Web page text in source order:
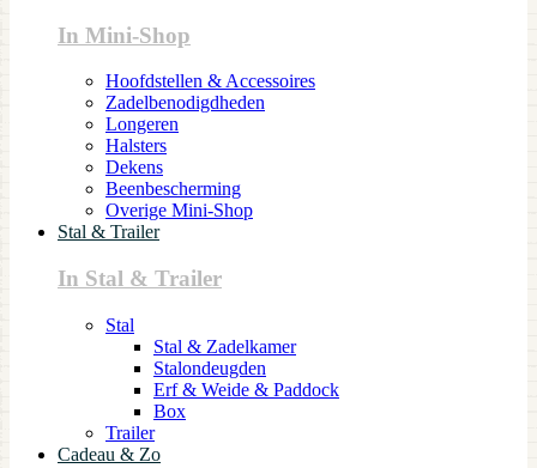
In Mini-Shop
Hoofdstellen & Accessoires
Zadelbenodigdheden
Longeren
Halsters
Dekens
Beenbescherming
Overige Mini-Shop
Stal & Trailer
In Stal & Trailer
Stal
Stal & Zadelkamer
Stalondeugden
Erf & Weide & Paddock
Box
Trailer
Cadeau & Zo